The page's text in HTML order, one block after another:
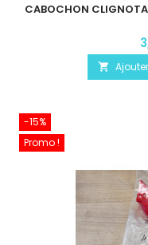
CABOCHON

-15%
Promo !